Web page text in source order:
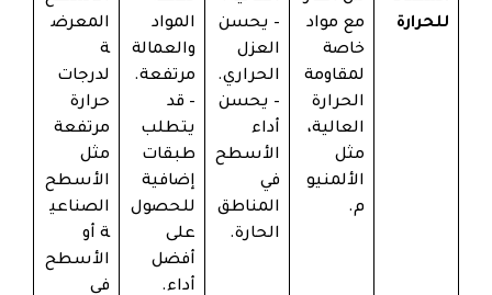
للحرارة
مع مواد
خاصة
لمقاومة
الحرارة
العالية،
مثل
الألمنيو
م.
– يحسن
العزل
الحراري.
– يحسن
أداء
الأسطح
في
المناطق
الحارة.
المواد
والعمالة
مرتفعة.
– قد
يتطلب
طبقات
إضافية
للحصول
على
أفضل
أداء.
المعرض
ة
لدرجات
حرارة
مرتفعة
مثل
الأسطح
الصناعي
ة أو
الأسطح
في